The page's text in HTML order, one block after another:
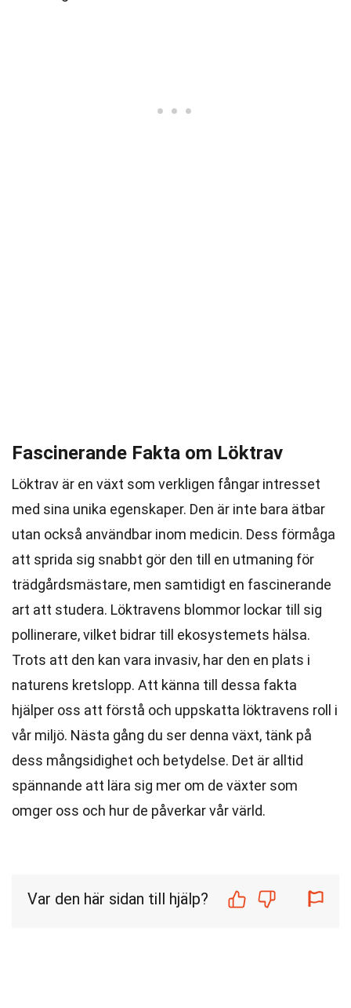
Fascinerande Fakta om Löktrav
Löktrav är en växt som verkligen fångar intresset
med sina unika egenskaper. Den är inte bara ätbar
utan också användbar inom medicin. Dess förmåga
att sprida sig snabbt gör den till en utmaning för
trädgårdsmästare, men samtidigt en fascinerande
art att studera. Löktravens blommor lockar till sig
pollinerare, vilket bidrar till ekosystemets hälsa.
Trots att den kan vara invasiv, har den en plats i
naturens kretslopp. Att känna till dessa fakta
hjälper oss att förstå och uppskatta löktravens roll i
vår miljö. Nästa gång du ser denna växt, tänk på
dess mångsidighet och betydelse. Det är alltid
spännande att lära sig mer om de växter som
omger oss och hur de påverkar vår värld.
Var den här sidan till hjälp?